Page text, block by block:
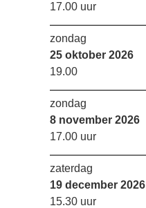
17.00 uur
zondag
25 oktober 2026
19.00
zondag
8 november 2026
17.00 uur
zaterdag
19 december 2026
15.30 uur